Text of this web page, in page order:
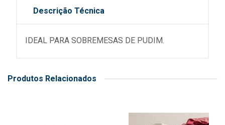
Descrição Técnica
IDEAL PARA SOBREMESAS DE PUDIM.
Produtos Relacionados